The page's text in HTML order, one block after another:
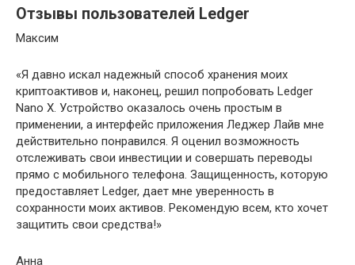
Отзывы пользователей Ledger
Максим
«Я давно искал надежный способ хранения моих
криптоактивов и, наконец, решил попробовать Ledger
Nano X. Устройство оказалось очень простым в
применении, а интерфейс приложения Леджер Лайв мне
действительно понравился. Я оценил возможность
отслеживать свои инвестиции и совершать переводы
прямо с мобильного телефона. Защищенность, которую
предоставляет Ledger, дает мне уверенность в
сохранности моих активов. Рекомендую всем, кто хочет
защитить свои средства!»
Анна